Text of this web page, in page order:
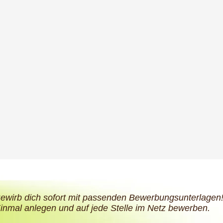
dich sofort mit passenden Bewerbungsunterlagen!
anlegen und auf jede Stelle im Netz bewerben.